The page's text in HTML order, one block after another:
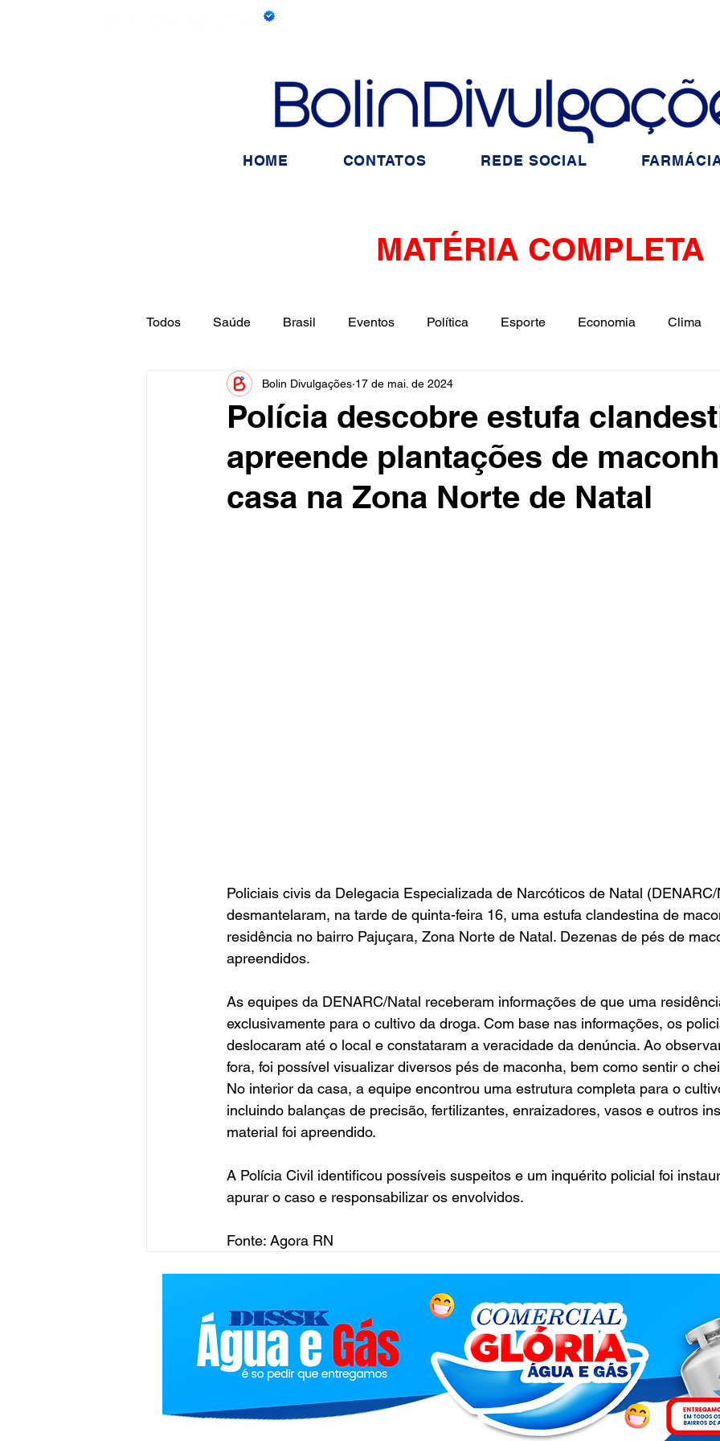
MATÉRIA COMPLETA
Todos Saúde Brasil Eventos Política Esporte Economia Clima
Informe Publicitário Judiciário Cidades
Acidente Tecnologia Educação Influencer Luto Artista Seleção
Polícia descobre estufa
apreende plantações de
casa na Zona Norte de Natal
Bolin Divulgações 17 de mai. de 2024
Policiais civis da Delegacia Especializada de Narcóticos de Natal (DENARC/
desmantelaram, na tarde de quinta-feira 16, uma estufa clandestina de
residência no bairro Pajuçara, Zona Norte de Natal. Dezenas de pés de
apreendidos.
As equipes da DENARC/Natal receberam informações de que uma
exclusivamente para o cultivo da droga. Com base nas informações, os
deslocaram até o local e constataram a veracidade da denúncia. Ao
fora, foi possível visualizar diversos pés de maconha, bem como sentir o
No interior da casa, a equipe encontrou uma estrutura completa para o
incluindo balanças de precisão, fertilizantes, enraizadores, vasos e outros
material foi apreendido.
A Polícia Civil identificou possíveis suspeitos e um inquérito policial foi
apurar o caso e responsabilizar os envolvidos.
Fonte: Agora RN
HOME CONTATOS REDE SOCIAL